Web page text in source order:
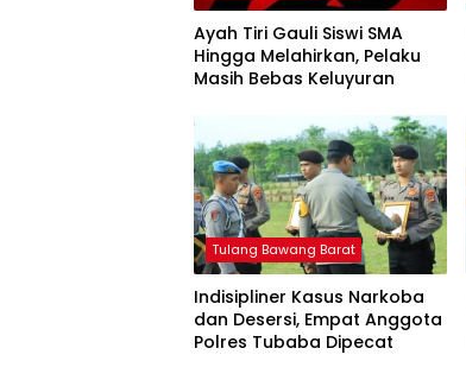
Ayah Tiri Gauli Siswi SMA
Hingga Melahirkan, Pelaku
Masih Bebas Keluyuran
Tulang Bawang Barat
Indisipliner Kasus Narkoba
dan Desersi, Empat Anggota
Polres Tubaba Dipecat